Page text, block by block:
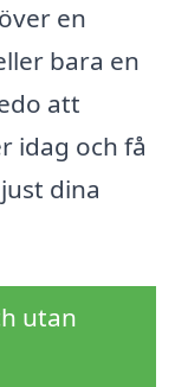
en
bara en
att
idag och få
dina
utan